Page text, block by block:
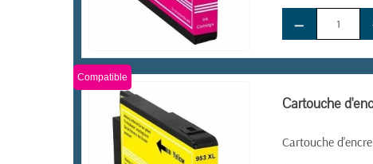
−
Compatible
Cartouche
Cartouche